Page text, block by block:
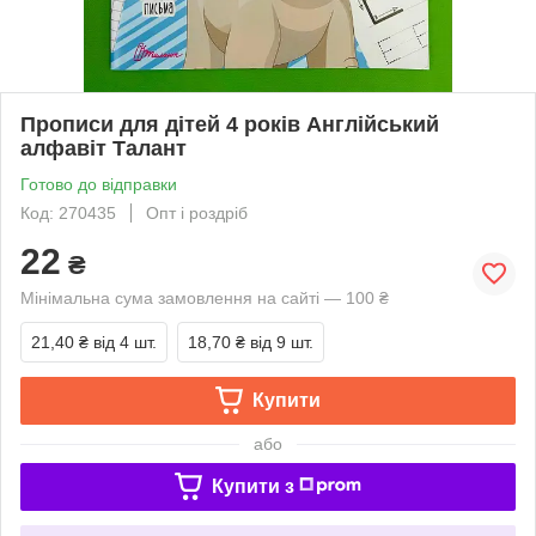
Прописи для дітей 4 років Англійський
алфавіт Талант
Готово до відправки
Код: 270435
Опт і роздріб
22 ₴
Мінімальна сума замовлення на сайті — 100 ₴
21,40 ₴ від 4 шт. 18,70 ₴ від 9 шт.
Купити
або
Купити з